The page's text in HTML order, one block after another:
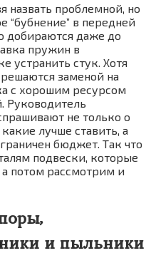
назвать проблемной, но
“бубнение” в передней
добираются даже до
пружин в
устранить стук. Хотя
заменой на
с хорошим ресурсом
Руководитель
не только о
лучше ставить, а
бюджет. Так что
подвески, которые
а потом рассмотрим и
и пыльники